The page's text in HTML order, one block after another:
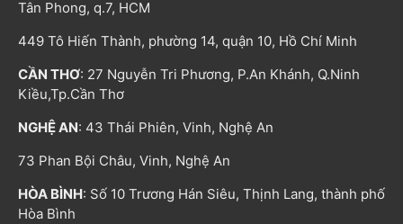
Tân Phong, q.7, HCM
449 Tô Hiến Thành, phường 14, quận 10, Hồ Chí Minh
CẦN THƠ: 27 Nguyễn Tri Phương, P.An Khánh, Q.Ninh
Kiều,Tp.Cần Thơ
NGHỆ AN: 43 Thái Phiên, Vinh, Nghệ An
73 Phan Bội Châu, Vinh, Nghệ An
HÒA BÌNH: Số 10 Trương Hán Siêu, Thịnh Lang, thành phố
Hòa Bình